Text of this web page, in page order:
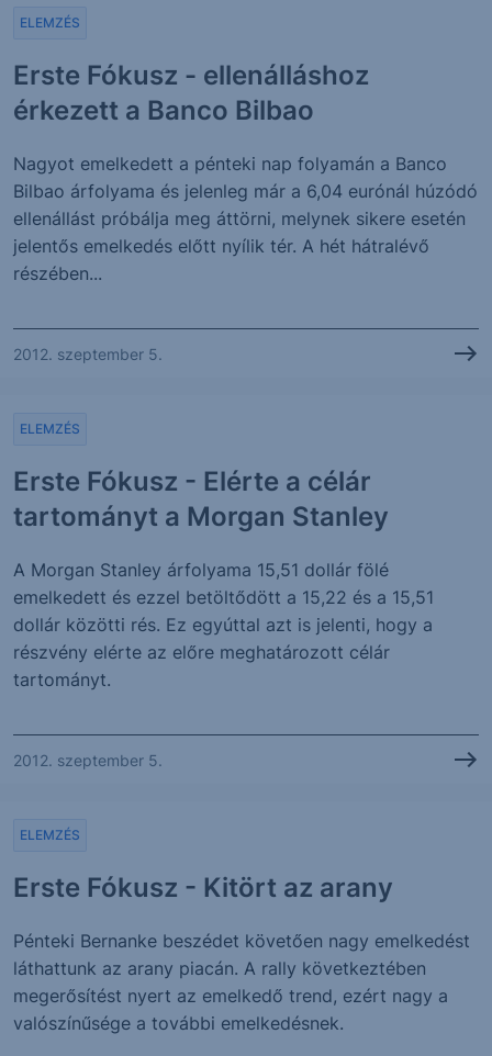
Erste Fókusz - ellenálláshoz
érkezett a Banco Bilbao
ELEMZÉS
Nagyot emelkedett a pénteki nap folyamán a Banco
Bilbao árfolyama és jelenleg már a 6,04 eurónál húzódó
ellenállást próbálja meg áttörni, melynek sikere esetén
jelentős emelkedés előtt nyílik tér. A hét hátralévő
részében...
2012. szeptember 5.
Erste Fókusz - Elérte a célár
tartományt a Morgan Stanley
ELEMZÉS
A Morgan Stanley árfolyama 15,51 dollár fölé
emelkedett és ezzel betöltődött a 15,22 és a 15,51
dollár közötti rés. Ez egyúttal azt is jelenti, hogy a
részvény elérte az előre meghatározott célár
tartományt.
2012. szeptember 5.
Erste Fókusz - Kitört az arany
ELEMZÉS
Pénteki Bernanke beszédet követően nagy emelkedést
láthattunk az arany piacán. A rally következtében
megerősítést nyert az emelkedő trend, ezért nagy a
valószínűsége a további emelkedésnek.